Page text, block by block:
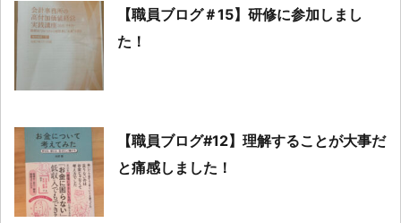
【職員ブログ＃15】研修に参加しまし
た！
【職員ブログ#12】理解することが大事だ
と痛感しました！